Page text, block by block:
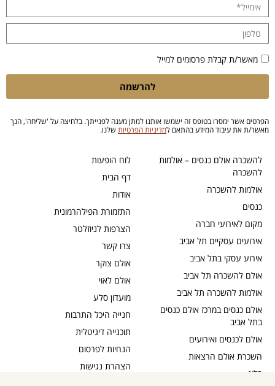
לוח הופעות
דף הבית
אודות
התזמורת הפילהרמונית
הצרפות לניוזלטר
צרו קשר
אולם צוקר
אולם לאוי
מועדון סלע
חנייה היכל התרבות
תוכנייה דיגיטלית
הנחיות לפרסום
הצהרת נגישות
להשכרה אולם כנסים – אולמות
להשכרה
אולמות להשכרה
כנסים
מקום לאירועי חברה
אירועים עסקיים תל אביב
אירוע עסקי בתל אביב
אולם להשכרה תל אביב
אולמות להשכרה תל אביב
אולם כנסים במרכז אולם כנסים
בתל אביב
אולם לכנסים ואירועים
השכרת אולם הרצאות
בלוג
מאשר/ת קבלת פרסומים למייל
להרשמה
הפרטים אשר ימסרו בטופס זה ישמשו אותנו למתן מענה לפנייתך. בלחיצה על 'שליחה', הנך
מאשר/ת את עיבוד המידע בהתאם למדיניות הפרטיות שלנו.